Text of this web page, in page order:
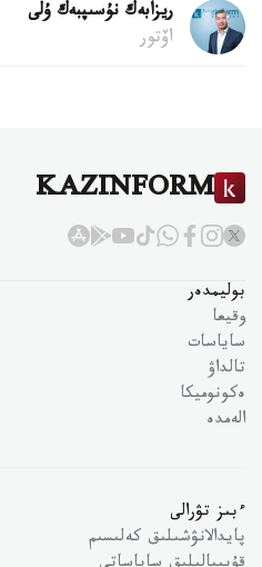
ريزابەك نۇسىپبەك ۇلى
اۆتور
KAZINFORM
بوليمدەر
وقيعا
ساياسات
تالداۋ
ەكونوميكا
الەمدە
ءبىز تۋرالى
پايدالانۋشىلىق كەلىسىم